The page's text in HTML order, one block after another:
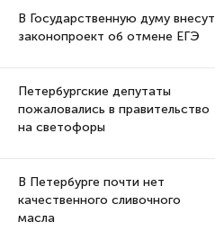
В Государственную думу внесут
законопроект об отмене ЕГЭ
Петербургские депутаты
пожаловались в правительство
на светофоры
В Петербурге почти нет
качественного сливочного
масла